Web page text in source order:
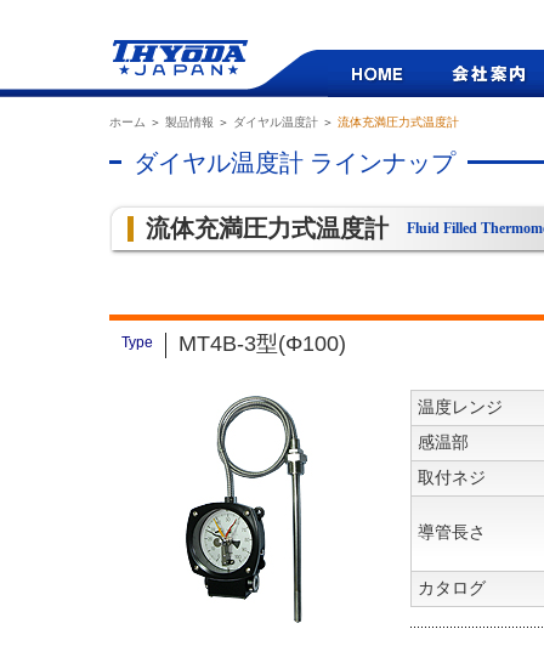
ホーム ＞ 製品情報 ＞ ダイヤル温度計 ＞ 流体充満圧力式温度計
ダイヤル温度計 ラインナップ
流体充満圧力式温度計 Fluid Filled
Type MT4B-3型(Φ100)
温度レンジ
感温部
取付ネジ
導管長さ
カタログ